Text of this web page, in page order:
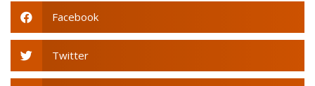
Facebook
Twitter